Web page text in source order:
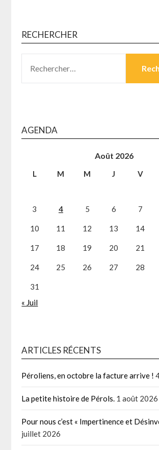
RECHERCHER
AGENDA
Août 2026
L M M J V
3 4 5 6 7
10 11 12 13 14
17 18 19 20 21
24 25 26 27 28
31
« Juil
ARTICLES RÉCENTS
Péroliens, en octobre la facture arrive !
La petite histoire de Pérols. 1 août 2026
Pour nous c’est « Impertinence et
juillet 2026